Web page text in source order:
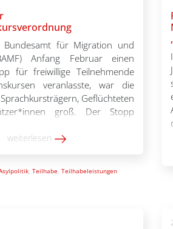
Bundesamt für Migration und
Anfang Februar einen
für freiwillige Teilnehmende
veranlasste, war die
Geflüchteten
groß. Der Stopp
ein und führte zu
[…]
weiterlesen
, Teilhabe, Teilhabeleistungen